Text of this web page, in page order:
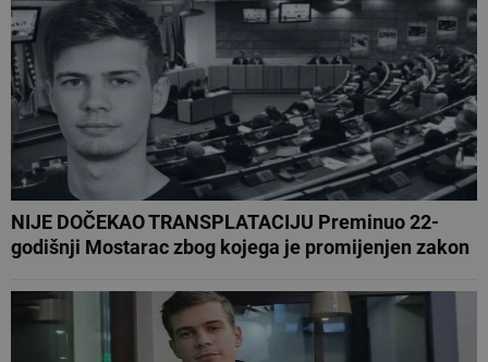
NIJE DOČEKAO TRANSPLATACIJU Preminuo 22-
godišnji Mostarac zbog kojega je promijenjen zakon